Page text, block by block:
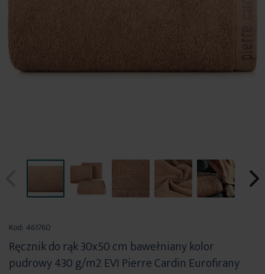
początek
galerii
Kod: 461760
Ręcznik do rąk 30x50 cm bawełniany kolor
pudrowy 430 g/m2 EVI Pierre Cardin Eurofirany